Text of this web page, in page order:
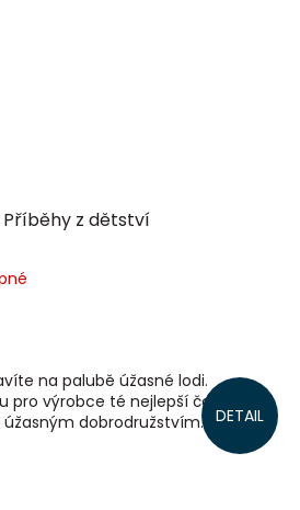
Příběhy z dětství
DETAIL
na palubě úžasné lodi.
výrobce té nejlepší čokošky.
dobrodružstvím. Nebo se